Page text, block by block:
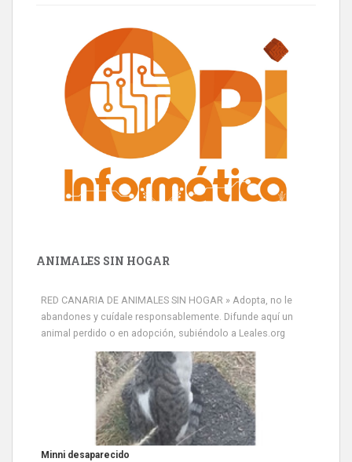
ANIMALES SIN HOGAR
RED CANARIA DE ANIMALES SIN HOGAR » Adopta, no le
abandones y cuídale responsablemente. Difunde aquí un
animal perdido o en adopción, subiéndolo a Leales.org
Minni desaparecido